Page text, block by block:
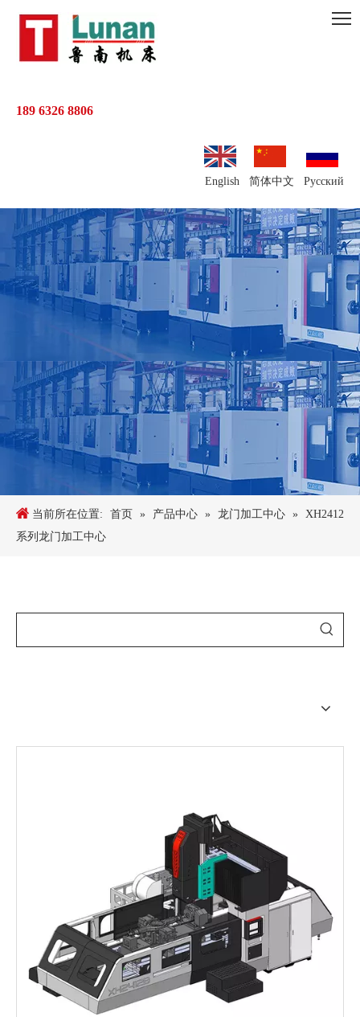
189 6326 8806
English 简体中文 Pусский
当前所在位置: 首页 » 产品中心 » 龙门加工中心 » XH2412
系列龙门加工中心